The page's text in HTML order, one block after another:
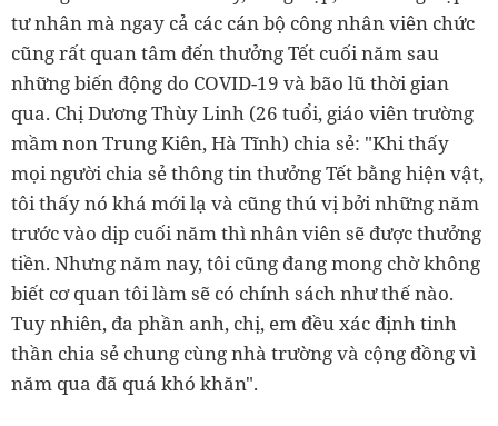
tư nhân mà ngay cả các cán bộ công nhân viên chức
cũng rất quan tâm đến thưởng Tết cuối năm sau
những biến động do COVID-19 và bão lũ thời gian
qua. Chị Dương Thùy Linh (26 tuổi, giáo viên trường
mầm non Trung Kiên, Hà Tĩnh) chia sẻ: "Khi thấy
mọi người chia sẻ thông tin thưởng Tết bằng hiện vật,
tôi thấy nó khá mới lạ và cũng thú vị bởi những năm
trước vào dịp cuối năm thì nhân viên sẽ được thưởng
tiền. Nhưng năm nay, tôi cũng đang mong chờ không
biết cơ quan tôi làm sẽ có chính sách như thế nào.
Tuy nhiên, đa phần anh, chị, em đều xác định tinh
thần chia sẻ chung cùng nhà trường và cộng đồng vì
năm qua đã quá khó khăn".